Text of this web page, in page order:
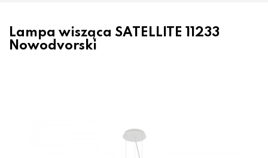
Lampa wisząca SATELLITE 11233
Nowodvorski